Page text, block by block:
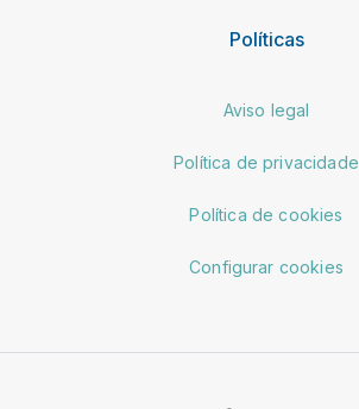
Políticas
Aviso legal
Política de privacidade
Política de cookies
Configurar cookies